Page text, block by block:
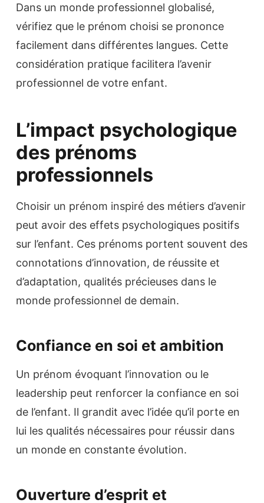
Dans un monde professionnel globalisé,
vérifiez que le prénom choisi se prononce
facilement dans différentes langues. Cette
considération pratique facilitera l’avenir
professionnel de votre enfant.
L’impact psychologique
des prénoms
professionnels
Choisir un prénom inspiré des métiers d’avenir
peut avoir des effets psychologiques positifs
sur l’enfant. Ces prénoms portent souvent des
connotations d’innovation, de réussite et
d’adaptation, qualités précieuses dans le
monde professionnel de demain.
Confiance en soi et ambition
Un prénom évoquant l’innovation ou le
leadership peut renforcer la confiance en soi
de l’enfant. Il grandit avec l’idée qu’il porte en
lui les qualités nécessaires pour réussir dans
un monde en constante évolution.
Ouverture d’esprit et